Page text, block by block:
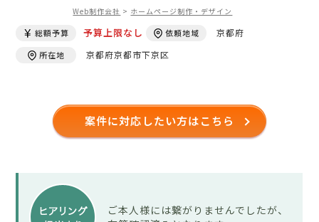
Web制作会社 > ホームページ制作・デザイン
総額予算 予算上限なし 依頼地域 京都府
所在地 京都府京都市下京区
案件に対応したい方はこちら
ご本人様には繋がりませんでしたが、